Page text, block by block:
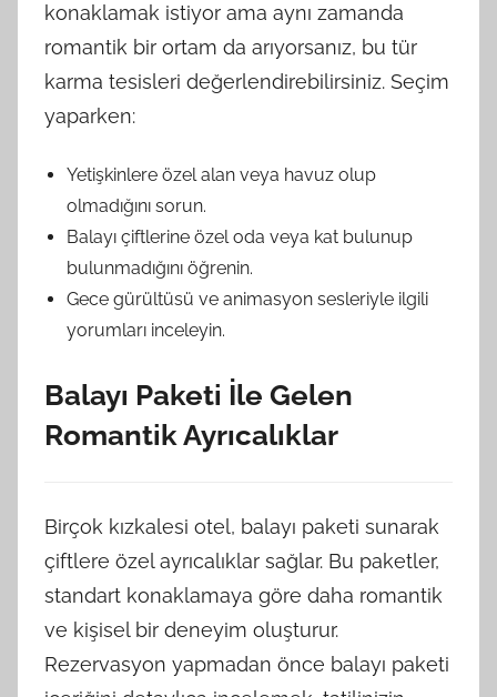
konaklamak istiyor ama aynı zamanda
romantik bir ortam da arıyorsanız, bu tür
karma tesisleri değerlendirebilirsiniz. Seçim
yaparken:
Yetişkinlere özel alan veya havuz olup
olmadığını sorun.
Balayı çiftlerine özel oda veya kat bulunup
bulunmadığını öğrenin.
Gece gürültüsü ve animasyon sesleriyle ilgili
yorumları inceleyin.
Balayı Paketi İle Gelen
Romantik Ayrıcalıklar
Birçok kızkalesi otel, balayı paketi sunarak
çiftlere özel ayrıcalıklar sağlar. Bu paketler,
standart konaklamaya göre daha romantik
ve kişisel bir deneyim oluşturur.
Rezervasyon yapmadan önce balayı paketi